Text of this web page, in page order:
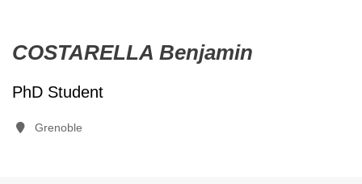
COSTARELLA Benjamin
PhD Student
Grenoble